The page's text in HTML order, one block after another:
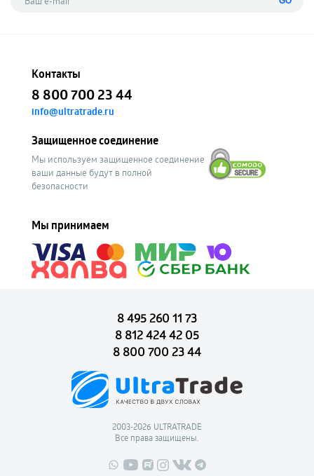
Контакты
8 800 700 23 44
info@ultratrade.ru
Защищенное соединение
Мы используем защищенное соединение
ваши данные будут в полной
безопасности
Мы принимаем
8 495 260 11 73
8 812 424 42 05
8 800 700 23 44
2003-2026 ULTRATRADE
Все права защищены.